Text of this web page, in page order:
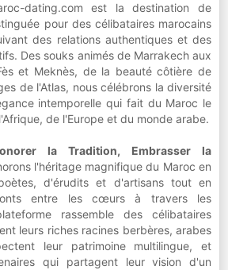
dating.com est la destination de
pour des célibataires marocains
des relations authentiques et des
Des souks animés de Marrakech aux
et Meknès, de la beauté côtière de
de l'Atlas, nous célébrons la diversité
intemporelle qui fait du Maroc le
de l'Europe et du monde arabe.
la Tradition, Embrasser la
l'héritage magnifique du Maroc en
d'érudits et d'artisans tout en
entre les cœurs à travers les
rassemble des célibataires
leurs riches racines berbères, arabes
leur patrimoine multilingue, et
qui partagent leur vision d'un